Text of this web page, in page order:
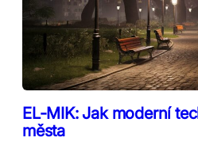
EL-MIK: Jak moderní
města